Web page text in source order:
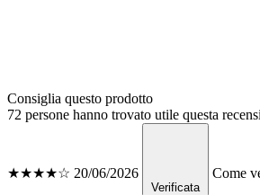
Consiglia questo prodotto
72 persone hanno trovato utile questa
★★★★☆ 20/06/2026
Verificata
Come